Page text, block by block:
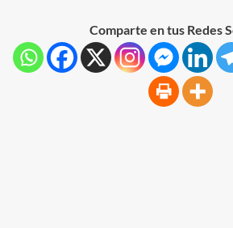
Comparte en tus Redes